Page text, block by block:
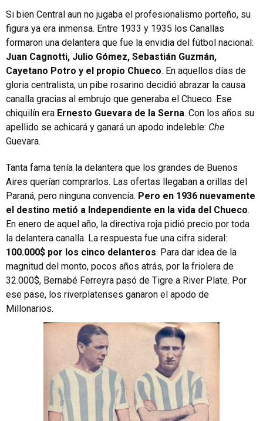
Si bien Central aun no jugaba el profesionalismo porteño, su
figura ya era inmensa. Entre 1933 y 1935 los Canallas
formaron una delantera que fue la envidia del fútbol nacional:
Juan Cagnotti, Julio Gómez, Sebastián Guzmán,
Cayetano Potro y el propio Chueco. En aquellos días de
gloria centralista, un pibe rosarino decidió abrazar la causa
canalla gracias al embrujo que generaba el Chueco. Ese
chiquilín era Ernesto Guevara de la Serna. Con los años su
apellido se achicará y ganará un apodo indeleble: Che
Guevara.
Tanta fama tenía la delantera que los grandes de Buenos
Aires querían comprarlos. Las ofertas llegaban a orillas del
Paraná, pero ninguna convencía. Pero en 1936 nuevamente
el destino metió a Independiente en la vida del Chueco.
En enero de aquel año, la directiva roja pidió precio por toda
la delantera canalla. La respuesta fue una cifra sideral:
100.000$ por los cinco delanteros. Para dar idea de la
magnitud del monto, pocos años atrás, por la friolera de
32.000$, Bernabé Ferreyra pasó de Tigre a River Plate. Por
ese pase, los riverplatenses ganaron el apodo de
Millonarios.